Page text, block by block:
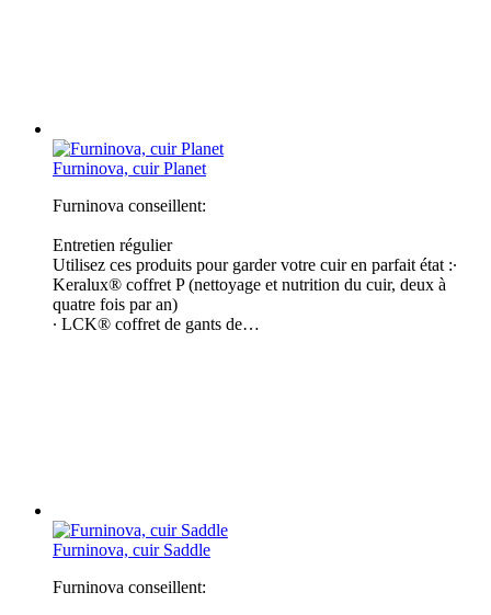
Furninova, cuir Planet
Furninova conseillent:
Entretien régulier
Utilisez ces produits pour garder votre cuir en parfait état :∙
Keralux® coffret P (nettoyage et nutrition du cuir, deux à
quatre fois par an)
∙ LCK® coffret de gants de…
Furninova, cuir Saddle
Furninova conseillent: